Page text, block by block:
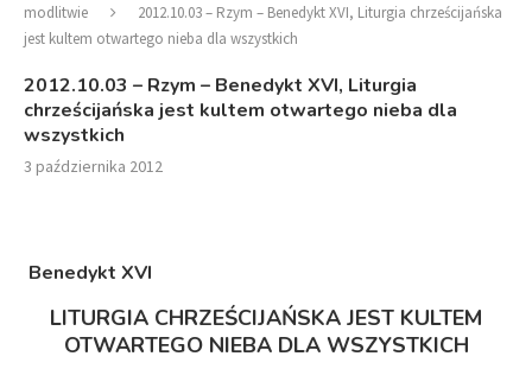
modlitwie
2012.10.03 – Rzym – Benedykt XVI, Liturgia chrześcijańska
jest kultem otwartego nieba dla wszystkich
2012.10.03 – Rzym – Benedykt XVI, Liturgia
chrześcijańska jest kultem otwartego nieba dla
wszystkich
3 października 2012
Benedykt XVI
LITURGIA CHRZEŚCIJAŃSKA JEST KULTEM
OTWARTEGO NIEBA DLA WSZYSTKICH